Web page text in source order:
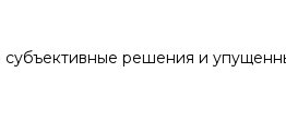
решения и